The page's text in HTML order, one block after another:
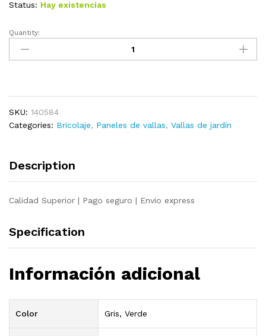
Status: Hay existencias
Set
euro
10x0,8
m
Quantity:
SKU: 140584
Categories: Bricolaje, Paneles de vallas, Vallas de jardín
Description
Calidad Superior | Pago seguro | Envio express
Specification
Información adicional
Color Gris, Verde